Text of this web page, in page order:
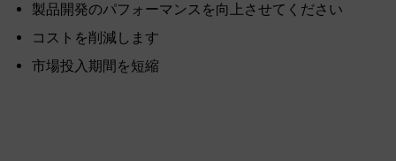
製品開発のパフォーマンスを向上させてください
コストを削減します
市場投入期間を短縮